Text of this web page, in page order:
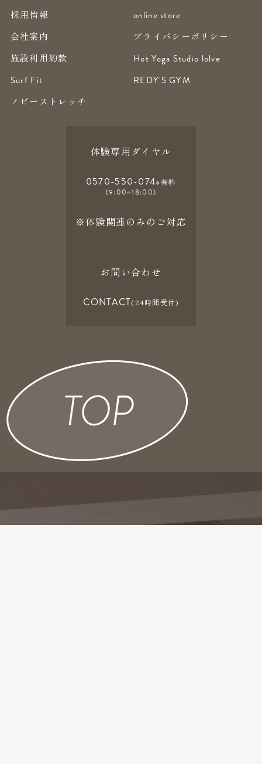
採用情報
online store
会社案内
プライバシーポリシー
施設利用約款
Hot Yoga Studio lolve
Surf Fit
REDY'S GYM
ノビーストレッチ
体験専用ダイヤル
0570-550-074※有料
(9:00~18:00)
※体験関連のみのご対応
お問い合わせ
CONTACT(24時間受付)